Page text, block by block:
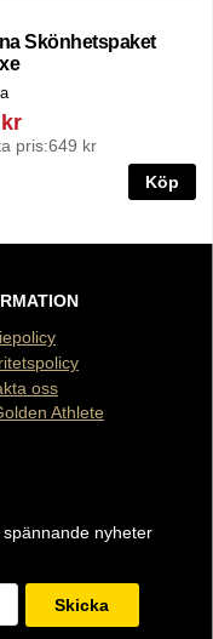
Skönhetspaket
pris:649 kr
Köp
oss
Athlete
nyheter
Skicka